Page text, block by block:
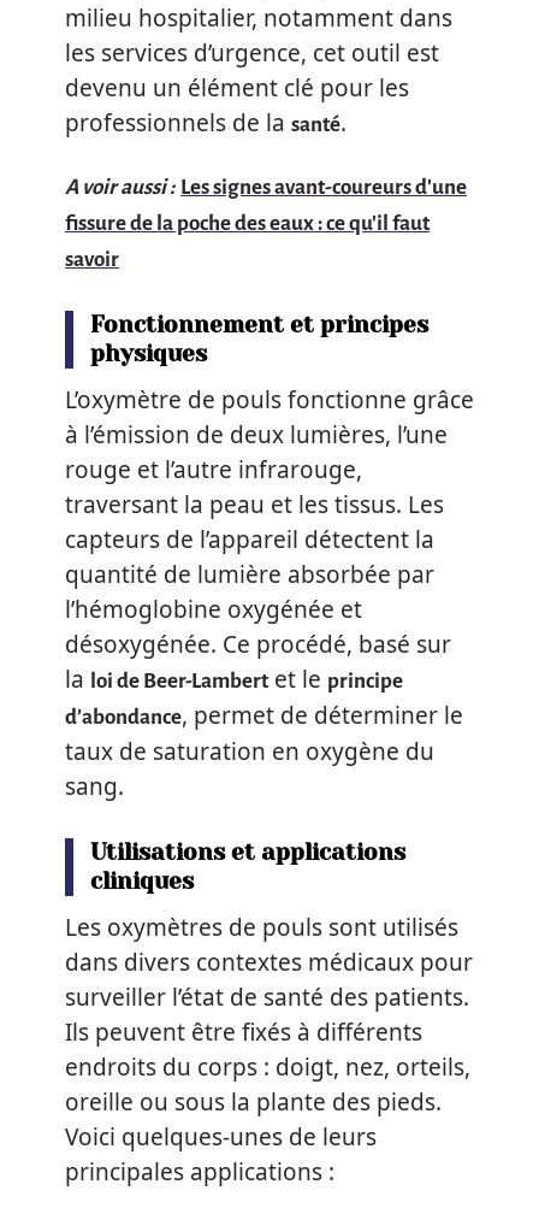
milieu hospitalier, notamment dans
les services d’urgence, cet outil est
devenu un élément clé pour les
professionnels de la santé.
A voir aussi : Les signes avant-coureurs d'une
fissure de la poche des eaux : ce qu'il faut
savoir
Fonctionnement et principes
physiques
L’oxymètre de pouls fonctionne grâce
à l’émission de deux lumières, l’une
rouge et l’autre infrarouge,
traversant la peau et les tissus. Les
capteurs de l’appareil détectent la
quantité de lumière absorbée par
l’hémoglobine oxygénée et
désoxygénée. Ce procédé, basé sur
la loi de Beer-Lambertet le principe
d’abondance, permet de déterminer le
taux de saturation en oxygène du
sang.
Utilisations et applications
cliniques
Les oxymètres de pouls sont utilisés
dans divers contextes médicaux pour
surveiller l’état de santé des patients.
Ils peuvent être fixés à différents
endroits du corps : doigt, nez, orteils,
oreille ou sous la plante des pieds.
Voici quelques-unes de leurs
principales applications :